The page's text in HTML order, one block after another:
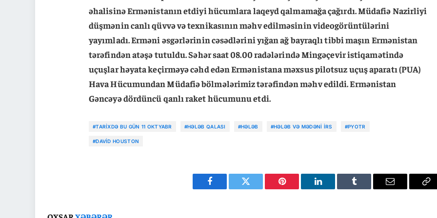
əhalisinə Ermənistanın etdiyi hücumlara laqeyd qalmamağa çağırdı. Müdafiə Nazirliyi
düşmənin canlı qüvvə və texnikasının məhv edilməsinin videogörüntülərini
yayımladı. Erməni əsgərlərinin cəsədlərini yığan ağ bayraqlı tibbi maşın Ermənistan
tərəfindən atəşə tutuldu. Səhər saat 08.00 radələrində Mingəçevir istiqamətində
uçuşlar həyata keçirməyə cəhd edən Ermənistana məxsus pilotsuz uçuş aparatı (PUA)
Hava Hücumundan Müdafiə bölmələrimiz tərəfindən məhv edildi. Ermənistan
Gəncəyə dördüncü qanlı raket hücumunu etdi.
#TARIXDƏ BU GÜN 11 OKTYABR #HƏLƏB QALASI #HƏLƏB #HƏLƏB VƏ MƏDƏNI IRS #PYOTR
#DAVID HOUSTON
Facebook Twitter Pinterest LinkedIn Tumblr Email